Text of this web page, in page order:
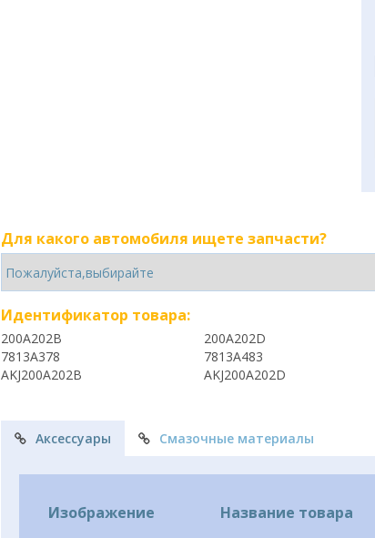
Для какого автомобиля ищете запчасти?
Идентификатор товара:
200A202B
200A202D
7813A378
7813A483
AKJ200A202B
AKJ200A202D
Аксессуары Смазочные материалы
Изображение Название товара